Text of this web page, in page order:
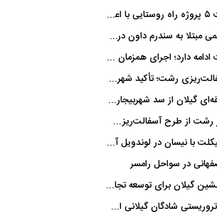
شروع عملیات آسفالت ۵ پروژه راه ‌روستایی با اعتبار ۳۷۰ میلیاردی در گیلان
«امیر حیدری» بلاگر قمی مبتلا به سندرم داون درگذشت
شب‌های عمرانی رشت ادامه دارد؛ اجرای همزمان آسفالت‌ریزی در پنج منطقه شهری
نظارت بامدادی بر آسفالت‌ریزی رشت؛ تأکید شهردار و بازرس کل بر کیفیت اجرای پروژه‌ها
بازدید معاون آب منطقه‌ای گیلان از سد شهربیجار برای تداوم تأمین آب شرب استان
بازدید بامدادی شهردار رشت از طرح آسفالت‌ریزی گسترده در مناطق پنج‌گانه
تصادف مرگبار موتورسیکلت با نیسان در لوندویل آستارا/ انتقال مصدوم با اورژانس هوایی به رشت
ظرفیت ۵۰۰ هزار مرزنشین گیلان برای توسعه تجارت فعال می‌شود
یکی از شهدای حادثه تروریستی شادگان گیلانی است/ شهادت «سینا سیاه‌ نژاد» در درگیری با اشرار مسلح